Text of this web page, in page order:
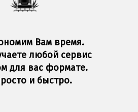
Вам время.
любой сервис
для вас формате.
и быстро.